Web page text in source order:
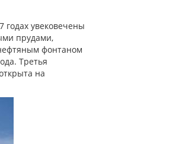
годах увековечены
прудами,
фонтаном
Третья
на